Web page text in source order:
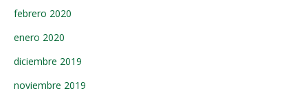
febrero 2020
enero 2020
diciembre 2019
noviembre 2019